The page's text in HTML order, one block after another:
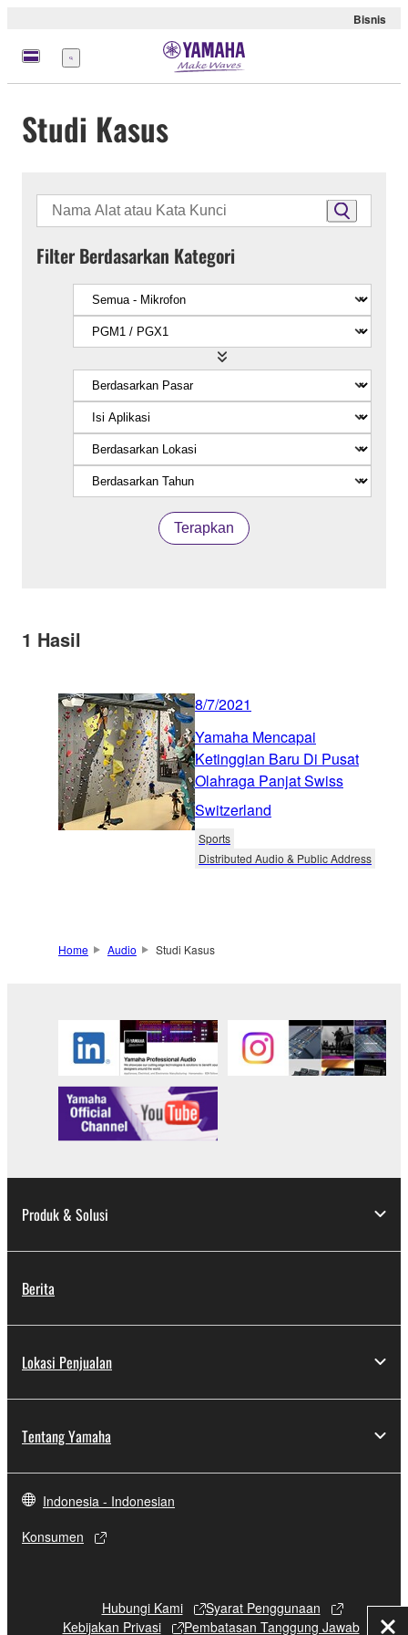
Bisnis
Menu
Studi Kasus
Filter Berdasarkan Kategori
Terapkan
1 Hasil
8/7/2021
Yamaha Mencapai
Ketinggian Baru Di Pusat
Olahraga Panjat Swiss
Switzerland
Sports
Distributed Audio & Public Address
Home Audio Studi Kasus
Produk & Solusi
Berita
Lokasi Penjualan
Tentang Yamaha
Indonesia - Indonesian
Konsumen
Hubungi Kami
Syarat Penggunaan
Kebijakan Privasi
Pembatasan Tanggung Jawab